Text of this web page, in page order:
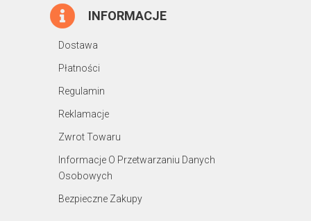
INFORMACJE
Dostawa
Płatności
Regulamin
Reklamacje
Zwrot Towaru
Informacje O Przetwarzaniu Danych
Osobowych
Bezpieczne Zakupy